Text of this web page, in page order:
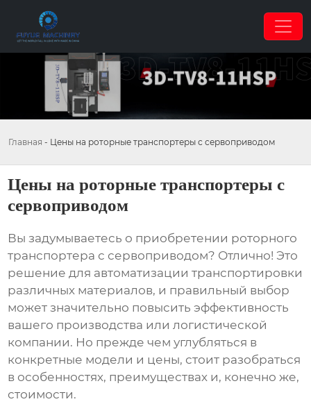
Главная - Цены на роторные транспортеры с сервоприводом
Цены на роторные транспортеры с
сервоприводом
Вы задумываетесь о приобретении роторного
транспортера с сервоприводом? Отлично! Это
решение для автоматизации транспортировки
различных материалов, и правильный выбор
может значительно повысить эффективность
вашего производства или логистической
компании. Но прежде чем углубляться в
конкретные модели и цены, стоит разобраться
в особенностях, преимуществах и, конечно же,
стоимости.